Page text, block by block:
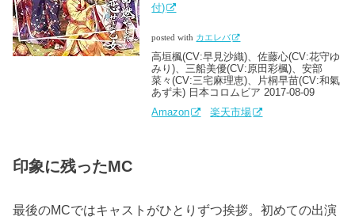
付)
posted with カエレバ
高垣楓(CV:早見沙織)、佐藤心(CV:花守ゆ
みり)、三船美優(CV:原田彩楓)、安部
菜々(CV:三宅麻理恵)、片桐早苗(CV:和氣
あず未) 日本コロムビア 2017-08-09
Amazon
楽天市場
印象に残ったMC
最後のMCではキャストがひとりずつ挨拶。初めての出演